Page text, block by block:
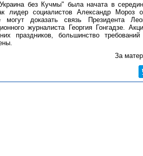
без Кучмы" была начата в
лидер социалистов Александр Мороз
могут доказать связь Президента
журналиста Георгия Гонгадзе.
праздников, большинство
За